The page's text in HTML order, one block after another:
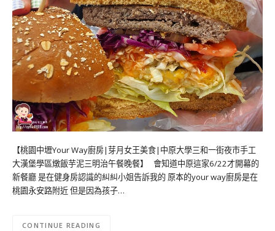
【桃園中壢Your Way廚房|芽月女王美食|中原大學三和一街夜市手工
大漢堡學區燉飯芋泥三明治午餐晚餐】 會知道中原這家6/22才開幕的
新餐廳 是在健身房認識的糾糾小姐告訴我的 原本的your way廚房是在
桃園永安路附近 但是因為孩子…
CONTINUE READING